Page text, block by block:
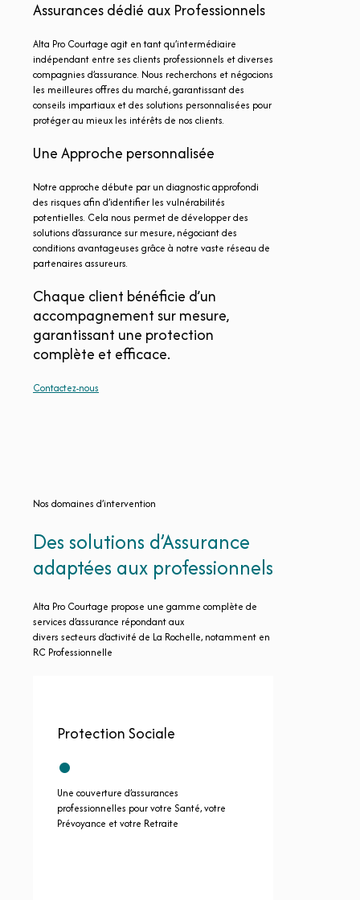
Assurances dédié aux Professionnels
Alta Pro Courtage agit en tant qu’intermédiaire
indépendant entre ses clients professionnels et diverses
compagnies d’assurance. Nous recherchons et négocions
les meilleures offres du marché, garantissant des
conseils impartiaux et des solutions personnalisées pour
protéger au mieux les intérêts de nos clients.
Une Approche personnalisée
Notre approche débute par un diagnostic approfondi
des risques afin d’identifier les vulnérabilités
potentielles. Cela nous permet de développer des
solutions d’assurance sur mesure, négociant des
conditions avantageuses grâce à notre vaste réseau de
partenaires assureurs.
Chaque client bénéficie d’un
accompagnement sur mesure,
garantissant une protection
complète et efficace.
Contactez-nous
Nos domaines d’intervention
Des solutions d’Assurance
adaptées aux professionnels
Alta Pro Courtage propose une gamme complète de
services d’assurance répondant aux
divers secteurs d’activité de La Rochelle, notamment en
RC Professionnelle
Protection Sociale
•
Une couverture d’assurances
professionnelles pour votre Santé, votre
Prévoyance et votre Retraite